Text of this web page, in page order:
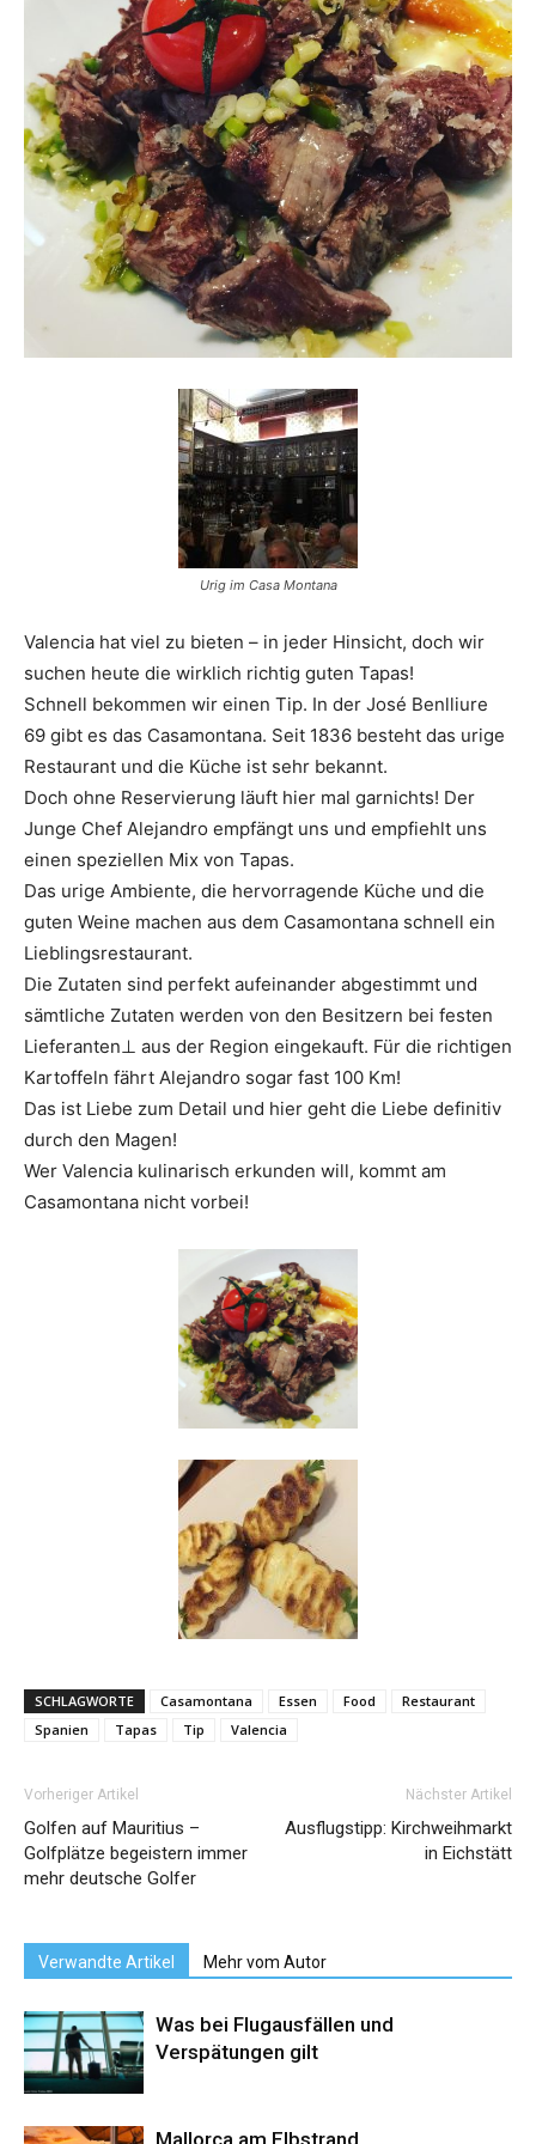
Reiseempfehlungen.
Urig im Casa Montana
Valencia hat viel zu bieten – in jeder Hinsicht, doch wir
suchen heute die wirklich richtig guten Tapas!
Schnell bekommen wir einen Tip. In der José Benlliure
69 gibt es das Casamontana. Seit 1836 besteht das urige
Restaurant und die Küche ist sehr bekannt.
Doch ohne Reservierung läuft hier mal garnichts! Der
Junge Chef Alejandro empfängt uns und empfiehlt uns
einen speziellen Mix von Tapas.
Das urige Ambiente, die hervorragende Küche und die
guten Weine machen aus dem Casamontana schnell ein
Lieblingsrestaurant.
Die Zutaten sind perfekt aufeinander abgestimmt und
sämtliche Zutaten werden von den Besitzern bei festen
Lieferanten⊥ aus der Region eingekauft. Für die richtigen
Kartoffeln fährt Alejandro sogar fast 100 Km!
Das ist Liebe zum Detail und hier geht die Liebe definitiv
durch den Magen!
Wer Valencia kulinarisch erkunden will, kommt am
Casamontana nicht vorbei!
SCHLAGWORTE Casamontana Essen Food
Restaurant
Spanien
Tapas Tip Valencia
Vorheriger Artikel
Golfen auf Mauritius –
Golfplätze begeistern immer
mehr deutsche Golfer
Nächster Artikel
Ausflugstipp: Kirchweihmarkt
in Eichstätt
Verwandte Artikel Mehr vom Autor
Was bei Flugausfällen und
Verspätungen gilt